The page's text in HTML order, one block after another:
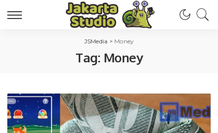
JSMedia > Money
Tag: Money